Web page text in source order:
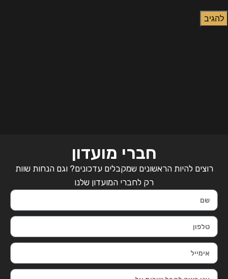
חברי מועדון
רוצים להיות הראשונים שמקבלים עדכונים? וגם הנחות שוות
רק לחברי המועדון שלנו